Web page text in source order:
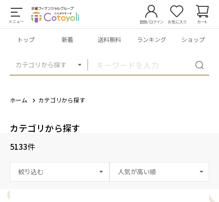
メニュー
カテゴリから探す
登録/ログイン お気に入り カート
トップ 新着 送料無料 ランキング ショップ
ホーム カテゴリから探す
カテゴリから探す
5133件
絞り込む